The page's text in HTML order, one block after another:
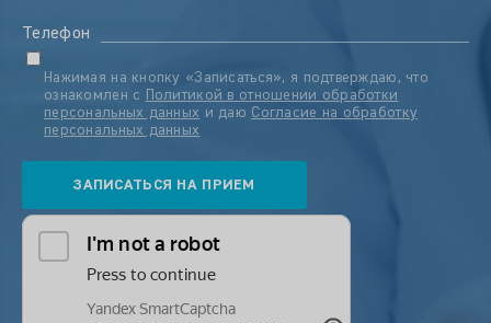
Телефон
Нажимая на кнопку «Записаться», я подтверждаю, что
ознакомлен с
Политикой в отношении обработки
персональных данных и даю Согласие на обработку
персональных данных